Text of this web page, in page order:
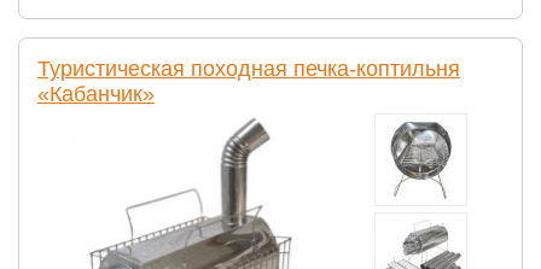
Туристическая походная печка-коптильня
«Кабанчик»